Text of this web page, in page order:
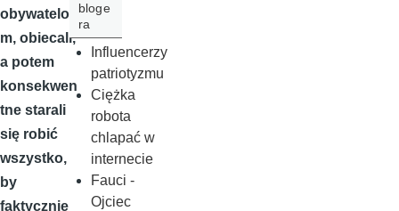
obywatelo
m, obiecali,
a potem
konsekwen
tne starali
się robić
wszystko,
by
faktycznie
bloge
ra
Influencerzy
patriotyzmu
Ciężka
robota
chlapać w
internecie
Fauci -
Ojciec